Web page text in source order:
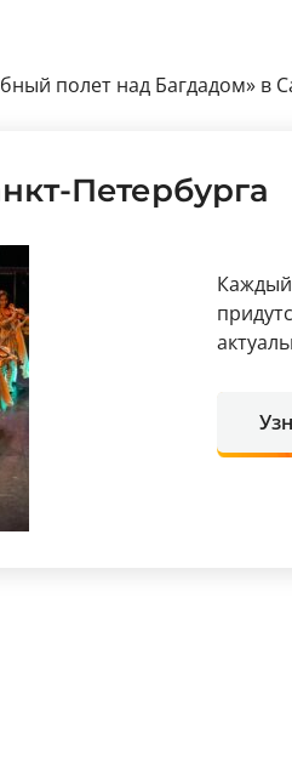
полет над Багдадом» в
Петербурга